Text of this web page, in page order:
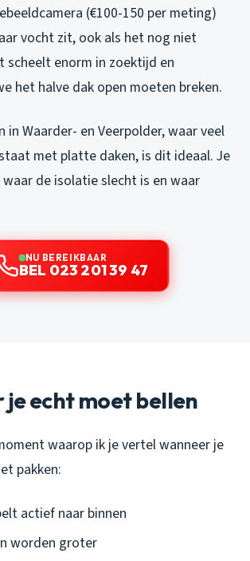
(€100-150 per meting)
vocht zit, ook als het nog niet
scheelt enorm in zoektijd en
het halve dak open moeten breken.
in Waarder- en Veerpolder, waar veel
met platte daken, is dit ideaal. Je
waar de isolatie slecht is en waar
NU BEREIKBAAR
BEL 023 201 39 47
je echt moet bellen
waarop ik je vertel wanneer je
pakken:
actief naar binnen
worden groter